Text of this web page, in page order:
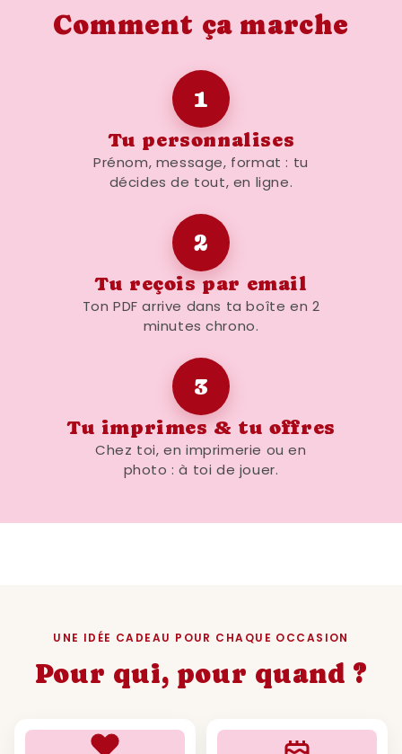
Comment ça marche
1
Tu personnalises
Prénom, message, format : tu
décides de tout, en ligne.
2
Tu reçois par email
Ton PDF arrive dans ta boîte en 2
minutes chrono.
3
Tu imprimes & tu offres
Chez toi, en imprimerie ou en
photo : à toi de jouer.
UNE IDÉE CADEAU POUR CHAQUE OCCASION
Pour qui, pour quand ?